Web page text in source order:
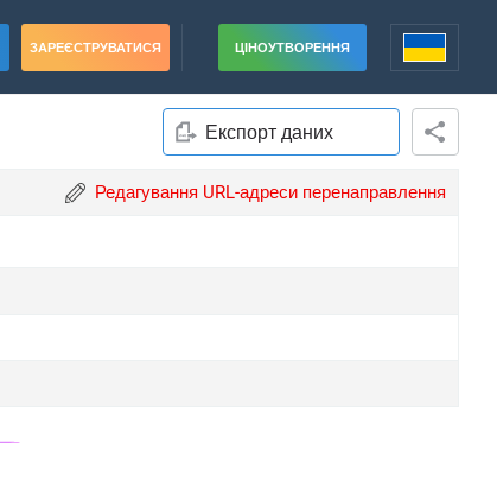
ЗАРЕЄСТРУВАТИСЯ ЦІНОУТВОРЕННЯ
Експорт даних
Редагування URL-адреси перенаправлення